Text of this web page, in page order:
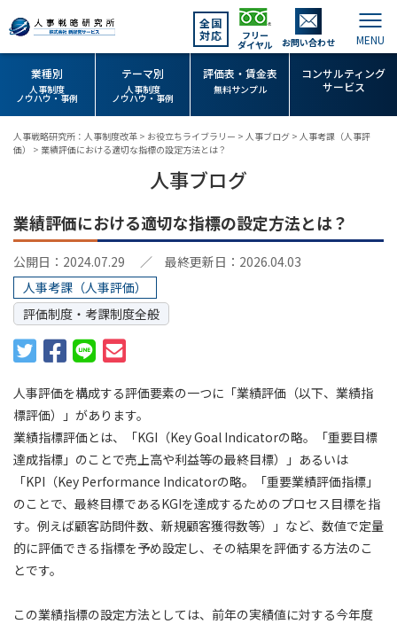
全国
対応
フリー
ダイヤル お問い合わせ
業種別
人事制度
ノウハウ・事例
テーマ別
人事制度
ノウハウ・事例
評価表・賃金表
無料サンプル
コンサルティング
サービス
人事戦略研究所：人事制度改革 > お役立ちライブラリー > 人事ブログ > 人事考課（人事評
価）
> 業績評価における適切な指標の設定方法とは？
人事ブログ
業績評価における適切な指標の設定方法とは？
公開日：2024.07.29
／ 最終更新日：2026.04.03
人事考課（人事評価）
評価制度・考課制度全般
人事評価を構成する評価要素の一つに「業績評価（以下、業績指
標評価）」があります。
業績指標評価とは、「KGI（Key Goal Indicatorの略。「重要目標
達成指標」のことで売上高や利益等の最終目標）」あるいは
「KPI（Key Performance Indicatorの略。「重要業績評価指標」
のことで、最終目標であるKGIを達成するためのプロセス目標を指
す。例えば顧客訪問件数、新規顧客獲得数等）」など、数値で定量
的に評価できる指標を予め設定し、その結果を評価する方法のこ
とです。
この業績指標の設定方法としては、前年の実績値に対する今年度